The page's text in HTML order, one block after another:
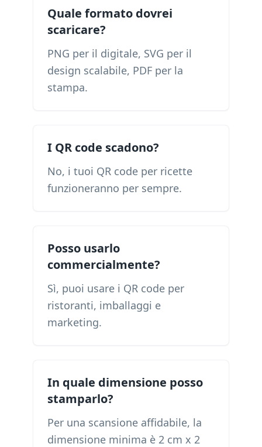
Quale formato dovrei
scaricare?
PNG per il digitale, SVG per il
design scalabile, PDF per la
stampa.
I QR code scadono?
No, i tuoi QR code per ricette
funzioneranno per sempre.
Posso usarlo
commercialmente?
Sì, puoi usare i QR code per
ristoranti, imballaggi e
marketing.
In quale dimensione posso
stamparlo?
Per una scansione affidabile, la
dimensione minima è 2 cm x 2